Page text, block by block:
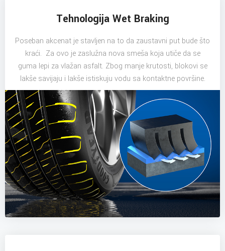
Tehnologija Wet Braking
Poseban akcenat je stavljen na to da zaustavni put bude što
kraći. Za ovo je zaslužna nova smeša koja utiče da se
guma lepi za vlažan asfalt. Zbog manje krutosti, blokovi se
lakše savijaju i lakše istiskuju vodu sa kontaktne površine.